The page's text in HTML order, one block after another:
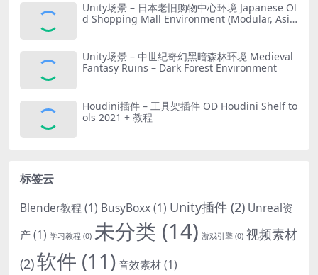
Unity场景 – 日本老旧购物中心环境 Japanese Ol
d Shopping Mall Environment (Modular, Asia
Unity场景 – 中世纪奇幻黑暗森林环境 Medieval
Fantasy Ruins – Dark Forest Environment
Houdini插件 – 工具架插件 OD Houdini Shelf to
ols 2021 + 教程
标签云
Blender教程 (1) BusyBoxx(1) Unity插件 (2) Unreal资
产(1) 学习教程 (0) 未分类 (14) 游戏引擎 (0) 视频素材
(2)软件 (11)音效素材(1)